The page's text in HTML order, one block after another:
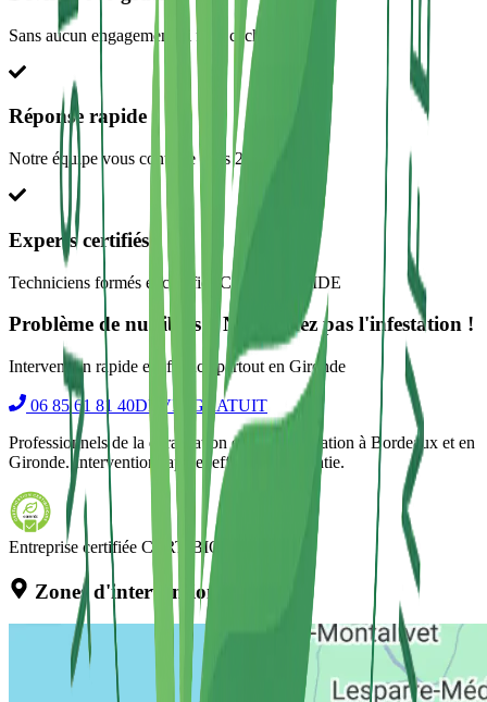
Sans aucun engagement ni frais cachés
Réponse rapide
Notre équipe vous contacte sous 2h maximum
Experts certifiés
Techniciens formés et certifiés CERTIBIOCIDE
Problème de nuisibles ? N'attendez pas l'infestation !
Intervention rapide et efficace partout en Gironde
06 85 61 81 40DEVIS GRATUIT
Professionnels de la dératisation et désinsectisation à Bordeaux et en
Gironde. Intervention rapide, efficace et garantie.
Entreprise certifiée CERTIBIOCIDE
Zones d'intervention